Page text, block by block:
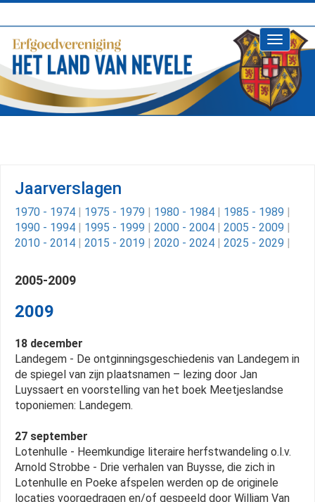
Toggle
Jaarverslagen
1970 - 1974 | 1975 - 1979 | 1980 - 1984 | 1985 - 1989 |
1990 - 1994 | 1995 - 1999 | 2000 - 2004 | 2005 - 2009 |
2010 - 2014 | 2015 - 2019 | 2020 - 2024 | 2025 - 2029 |
2005-2009
2009
18 december
Landegem - De ontginningsgeschiedenis van Landegem in
de spiegel van zijn plaatsnamen – lezing door Jan
Luyssaert en voorstelling van het boek Meetjeslandse
toponiemen: Landegem.
27 september
Lotenhulle - Heemkundige literaire herfstwandeling o.l.v.
Arnold Strobbe - Drie verhalen van Buysse, die zich in
Lotenhulle en Poeke afspelen werden op de originele
locaties voorgedragen en/of gespeeld door William Van